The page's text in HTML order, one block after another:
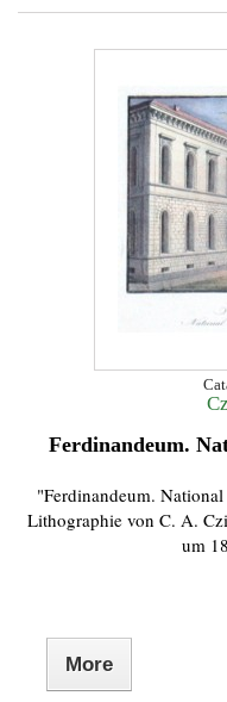
Ferdinandeum.
"Ferdinandeum.
Lithographie von C. A.
um
More